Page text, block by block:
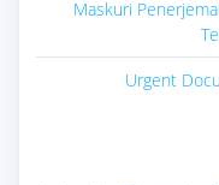
Maskuri
Urgent